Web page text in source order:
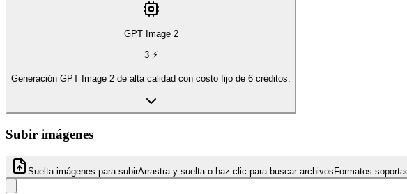
GPT Image 2
3⚡
Generación GPT Image 2 de alta calidad con costo fijo de 6 créditos.
Subir imágenes
Suelta imágenes para subirArrastra y suelta o haz clic para buscar archivosFormatos